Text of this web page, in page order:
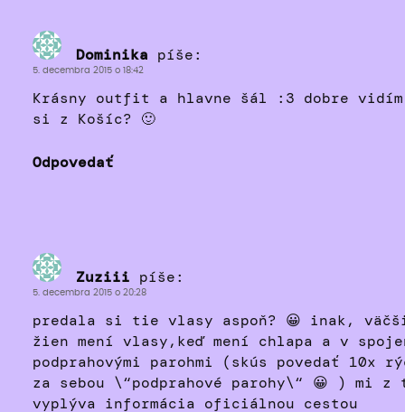
Dominika píše:
5. decembra 2015 o 18:42
Krásny outfit a hlavne šál :3 dobre
si z Košíc? 🙂
Odpovedať
Zuziii píše:
5. decembra 2015 o 20:28
predala si tie vlasy aspoň? 😀 inak,
žien mení vlasy,keď mení chlapa a v
podprahovými parohmi (skús povedať 10x
za sebou \“podprahové parohy\“ 😀 ) mi z
vyplýva informácia oficiálnou cestou